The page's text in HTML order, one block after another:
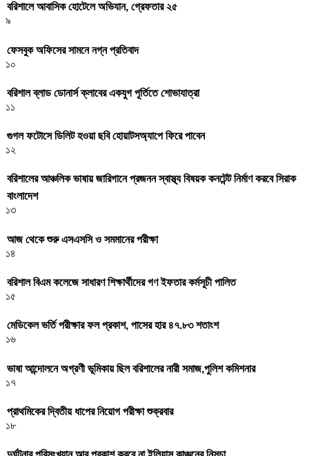
বরিশালে আবাসিক হোটেলে অভিযান, গ্রেফতার ২৫
৯
ফেসবুক অফিসের সামনে নগ্ন প্রতিবাদ
১০
বরিশাল ব্লাড ডোনার্স ক্লাবের একযুগ পূর্তিতে শোভাযাত্রা
১১
গুগল ফটোসে ডিলিট হওয়া ছবি হোয়াটসঅ্যাপে ফিরে পাবেন
১২
বরিশালের আঞ্চলিক ভাষায় জারিগানে প্রজনন স্বাস্থ্য বিষয়ক কনটেন্ট নির্মাণ করবে সিরাক
বাংলাদেশ
১৩
আজ থেকে শুরু এসএসসি ও সমমানের পরীক্ষা
১৪
বরিশাল বিএম কলেজে সাধারণ শিক্ষার্থীদের গণ ইফতার কর্মসূচী পালিত
১৫
মেডিকেল ভর্তি পরীক্ষার ফল প্রকাশ, পাসের হার ৪৭.৮৩ শতাংশ
১৬
ভাষা আন্দোলনে অগ্রণী ভূমিকায় ছিল বরিশালের নারী সমাজ,পুলিশ কমিশনার
১৭
প্রাথমিকের দ্বিতীয় ধাপের নিয়োগ পরীক্ষা শুক্রবার
১৮